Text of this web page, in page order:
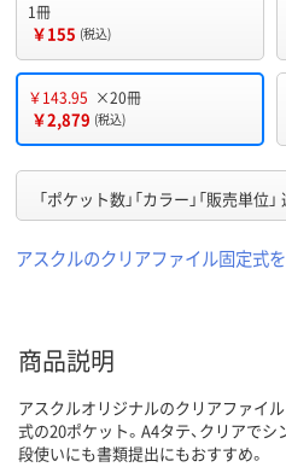
1冊
￥155 (税込)
￥143.95 ×20冊
￥2,879 (税込)
「ポケット数」「カラー」「販売単位
アスクルのクリアファイル固定式
商品説明
アスクルオリジナルのクリアファイル
式の20ポケット。A4タテ、クリアで
段使いにも書類提出にもおすすめ。